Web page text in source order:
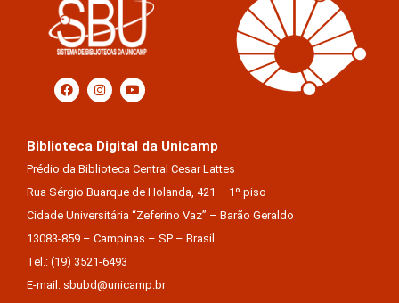
Biblioteca Digital da Unicamp
Prédio da Biblioteca Central Cesar Lattes
Rua Sérgio Buarque de Holanda, 421 – 1º piso
Cidade Universitária “Zeferino Vaz” – Barão Geraldo
13083-859 – Campinas – SP – Brasil
Tel.: (19) 3521-6493
E-mail: sbubd@unicamp.br